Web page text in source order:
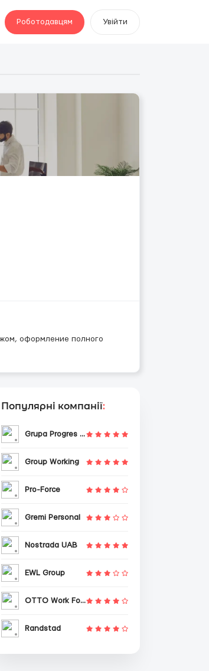
Роботодавцям Увійти
оформление полного
Популярні компанії:
Grupa Progres Sp. z o.o.
Group Working
Pro-Force
Gremi Personal
Nostrada UAB
EWL Group
OTTO Work Force
Randstad